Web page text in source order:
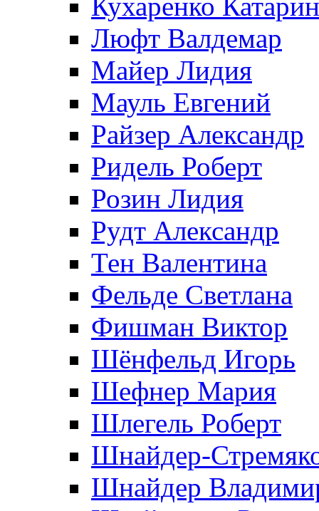
Люфт Валдемaр
Майер Лидия
Мауль Евгений
Райзер Александр
Ридель Роберт
Розин Лидия
Рудт Александр
Тен Валентина
Фельде Светлана
Фишман Виктор
Шёнфельд Игорь
Шефнер Мария
Шлегель Роберт
Шнайдер-
Шнайдер